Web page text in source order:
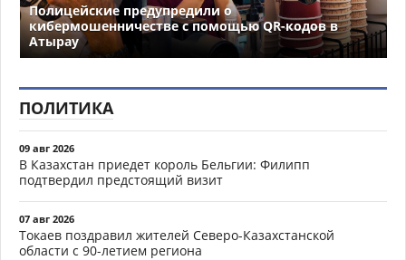
Полицейские предупредили о
кибермошенничестве с помощью QR-кодов в
Атырау
ПОЛИТИКА
09 авг 2026
В Казахстан приедет король Бельгии: Филипп
подтвердил предстоящий визит
07 авг 2026
Токаев поздравил жителей Северо-Казахстанской
области с 90-летием региона